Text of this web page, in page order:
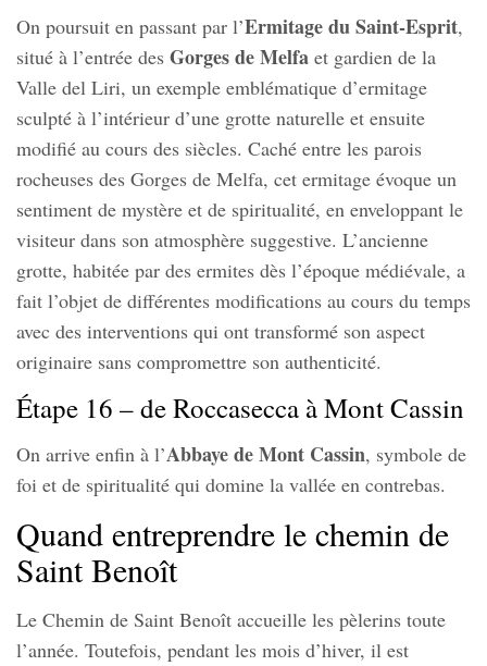
On poursuit en passant par l’Ermitage du Saint-Esprit,
situé à l’entrée des Gorges de Melfa et gardien de la
Valle del Liri, un exemple emblématique d’ermitage
sculpté à l’intérieur d’une grotte naturelle et ensuite
modifié au cours des siècles. Caché entre les parois
rocheuses des Gorges de Melfa, cet ermitage évoque un
sentiment de mystère et de spiritualité, en enveloppant le
visiteur dans son atmosphère suggestive. L’ancienne
grotte, habitée par des ermites dès l’époque médiévale, a
fait l’objet de différentes modifications au cours du temps
avec des interventions qui ont transformé son aspect
originaire sans compromettre son authenticité.
Étape 16 – de Roccasecca à Mont Cassin
On arrive enfin à l’Abbaye de Mont Cassin, symbole de
foi et de spiritualité qui domine la vallée en contrebas.
Quand entreprendre le chemin de
Saint Benoît
Le Chemin de Saint Benoît accueille les pèlerins toute
l’année. Toutefois, pendant les mois d’hiver, il est